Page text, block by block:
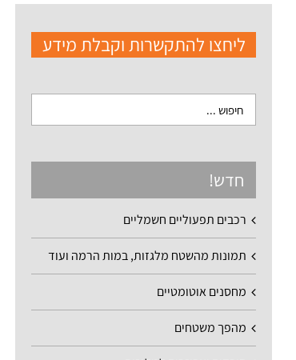
ליחצו להתקשרות וקבלת מידע
חדש!
רכבים תפעוליים חשמליים
תמונות מהשטח מלגזות, במות הרמה ועוד
מחסנים אוטומטיים
מהפך משטחים